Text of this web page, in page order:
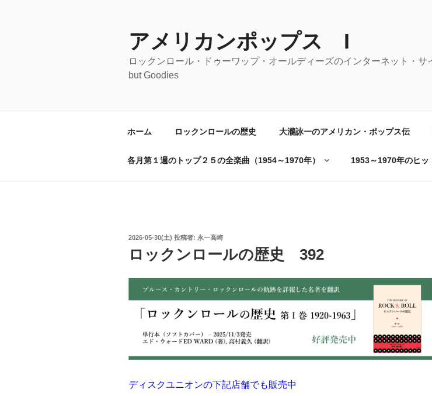
アメリカンポップス I
ロックンロール・ドゥーワップ・オールディーズのインターネット・
but Goodies
ホーム ロックンロールの歴史 大瀧詠一のアメリカン・ポップス伝
各月第１週のトップ２５の全楽曲（1954～1970年） 1953～1970年のヒッ
投
2026-05-30(土) 投稿者: 永一高崎
ロックンロールの歴史 392
ディスクユニオンの下記店舗でも販売中